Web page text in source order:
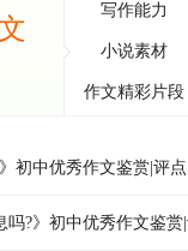
写作能力
小说素材
作文精彩片段
初中优秀作文鉴赏|评点
吗?》初中优秀作文鉴赏